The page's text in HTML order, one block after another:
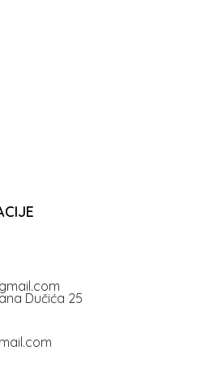
Dučića 25